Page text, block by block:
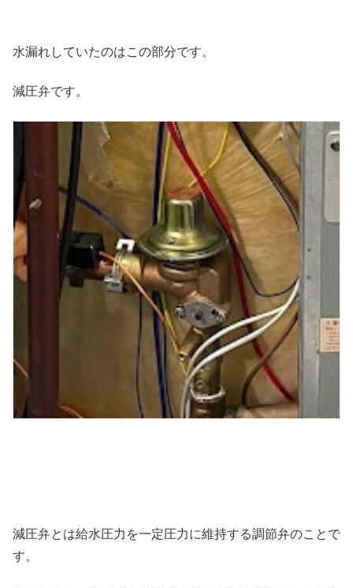
水漏れしていたのはこの部分です。
減圧弁です。
減圧弁とは給水圧力を一定圧力に維持する調節弁のことで
す。